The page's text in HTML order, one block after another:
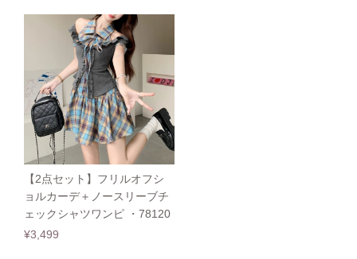
【2点セット】フリルオフシ
ョルカーデ＋ノースリーブチ
ェックシャツワンピ ・78120
¥3,499